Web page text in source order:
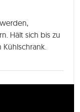
Hält sich bis zu